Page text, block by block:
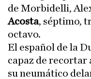
de Morbidelli,
Acosta, séptimo,
octavo.
El español de la
capaz de recortar
su neumático